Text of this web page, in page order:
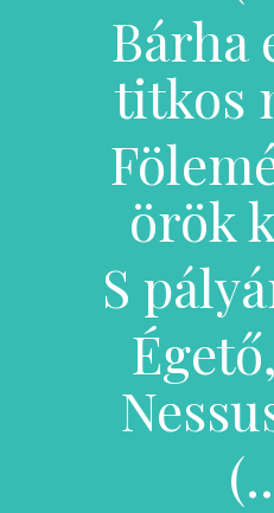
Bárha
titkos
örök
S